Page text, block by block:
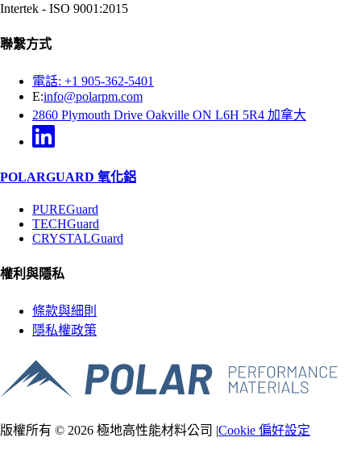
Intertek - ISO 9001:2015
聯繫方式
電話: +1 905-362-5401
E:info@polarpm.com
2860 Plymouth Drive Oakville ON L6H 5R4 加拿大
POLARGUARD 氧化鋁
PUREGuard
TECHGuard
CRYSTALGuard
權利與隱私
條款與細則
隱私權政策
版權所有 © 2026 極地高性能材料公司 |Cookie 偏好設定